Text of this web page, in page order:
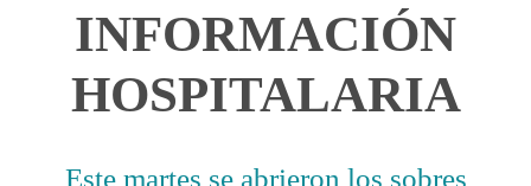
INFORMACIÓN
HOSPITALARIA
Este martes se abrieron los sobres